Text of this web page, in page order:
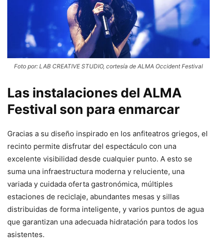
Foto por: LAB CREATIVE STUDIO, cortesía de ALMA Occident Festival
Las instalaciones del ALMA
Festival son para enmarcar
Gracias a su diseño inspirado en los anfiteatros griegos, el
recinto permite disfrutar del espectáculo con una
excelente visibilidad desde cualquier punto. A esto se
suma una infraestructura moderna y reluciente, una
variada y cuidada oferta gastronómica, múltiples
estaciones de reciclaje, abundantes mesas y sillas
distribuidas de forma inteligente, y varios puntos de agua
que garantizan una adecuada hidratación para todos los
asistentes.